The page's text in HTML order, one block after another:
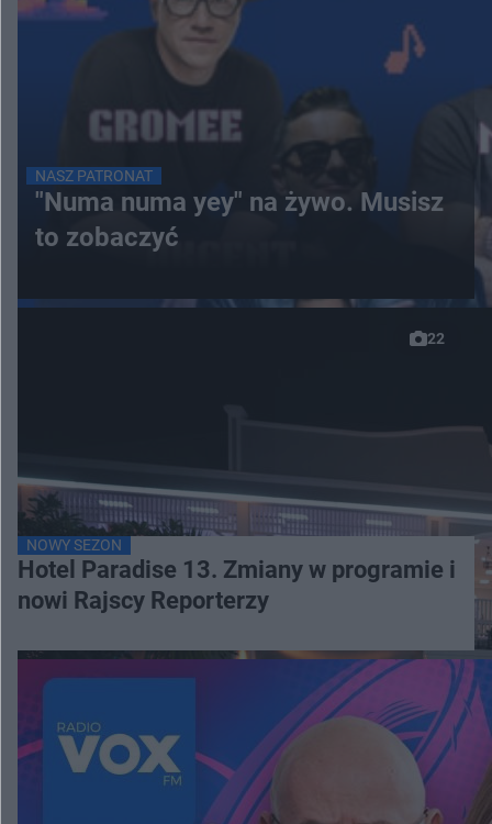
NASZ PATRONAT
"Numa numa yey" na żywo. Musisz
to zobaczyć
22
NOWY SEZON
Hotel Paradise 13. Zmiany w programie i
nowi Rajscy Reporterzy